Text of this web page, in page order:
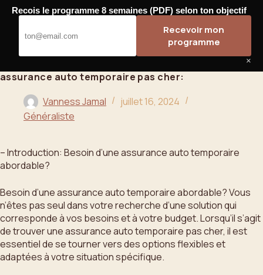
Passer
contenu
Bahoo
assurance auto temporaire pas cher:
Vanness Jamal
juillet 16, 2024
Généraliste
– Introduction: Besoin d’une assurance auto temporaire
abordable?
Besoin d’une assurance auto temporaire abordable? Vous
n’êtes pas seul dans votre recherche d’une solution qui
corresponde à vos besoins et à votre budget. Lorsqu’il s’agit
de trouver une assurance auto temporaire pas cher, il est
essentiel de se tourner vers des options flexibles et
adaptées à votre situation spécifique.
Recois le programme 8 semaines (PDF) selon ton objectif
Recevoir mon
programme
×